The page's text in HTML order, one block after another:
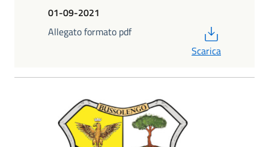
01-09-2021
Allegato formato pdf
Scarica
Logo Comitato Gemellaggi